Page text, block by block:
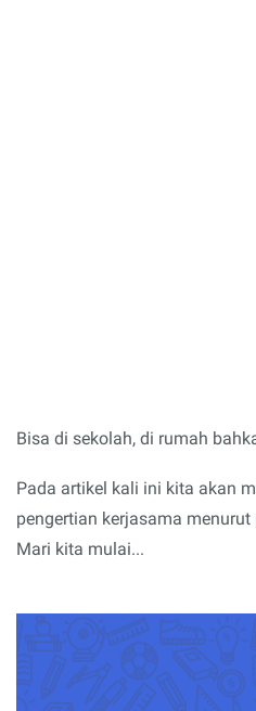
Bisa di sekolah, di rumah
Pada artikel kali ini kita akan
pengertian kerjasama menurut
Mari kita mulai...